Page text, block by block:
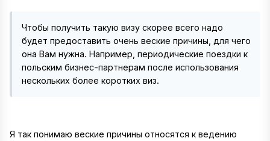
Чтобы получить такую визу скорее всего надо
будет предоставить очень веские причины, для чего
она Вам нужна. Например, периодические поездки к
польским бизнес-партнерам после использования
нескольких более коротких виз.
Я так понимаю веские причины относятся к ведению